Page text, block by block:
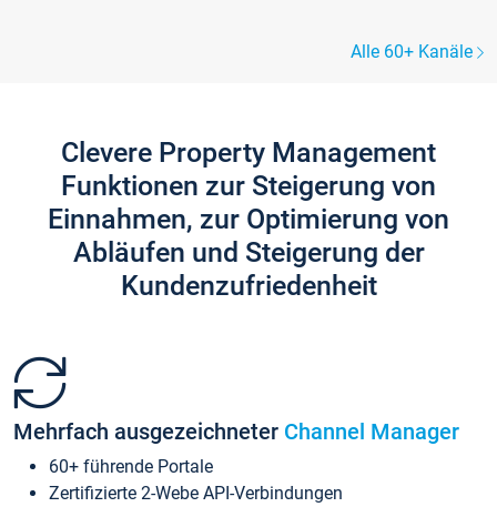
Alle 60+ Kanäle
Clevere Property Management
Funktionen zur Steigerung von
Einnahmen, zur Optimierung von
Abläufen und Steigerung der
Kundenzufriedenheit
Mehrfach ausgezeichneter Channel Manager
60+ führende Portale
Zertifizierte 2-Webe API-Verbindungen